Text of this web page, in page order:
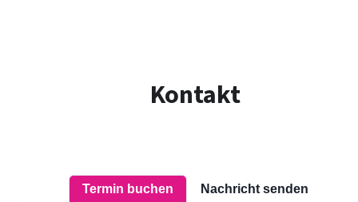
Kontakt
Termin buchen Nachricht senden